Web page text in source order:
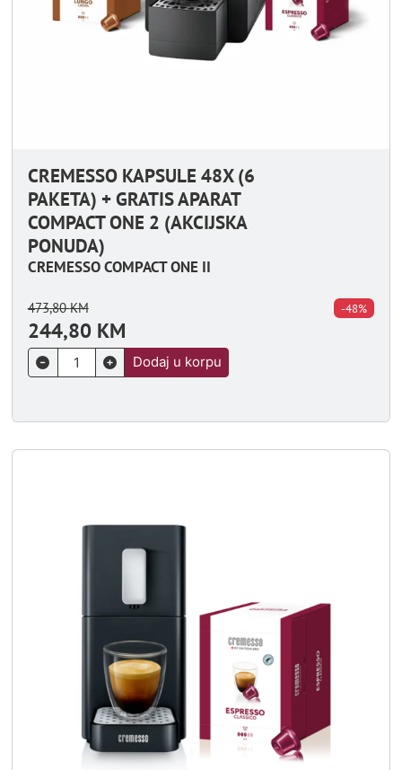
CREMESSO KAPSULE 48X (6
PAKETA) + GRATIS APARAT
COMPACT ONE 2 (AKCIJSKA
PONUDA)
CREMESSO COMPACT ONE II
473,80KM
244,80 KM
-48%
Dodaj u korpu